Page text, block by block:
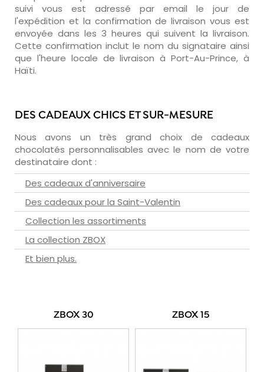
suivi vous est adressé par email le jour de
l'expédition et la confirmation de livraison vous est
envoyée dans les 3 heures qui suivent la livraison.
Cette confirmation inclut le nom du signataire ainsi
que l'heure locale de livraison à Port-Au-Prince, à
Haïti.
DES CADEAUX CHICS ET SUR-MESURE
Nous avons un très grand choix de cadeaux
chocolatés personnalisables avec le nom de votre
destinataire dont :
Des cadeaux d'anniversaire
Des cadeaux pour la Saint-Valentin
Collection les assortiments
La collection ZBOX
Et bien plus.
ZBOX 30 ZBOX 15